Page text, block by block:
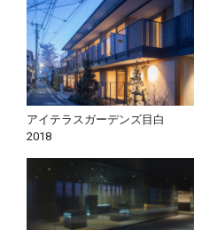
アイテラスガーデンズ目白
2018